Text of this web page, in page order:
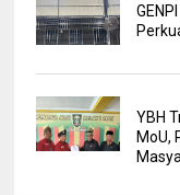
YBH
MoU,